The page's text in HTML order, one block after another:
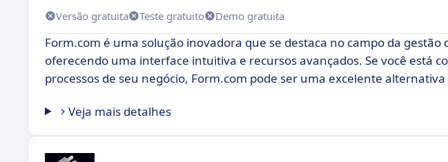
Versão gratuita Teste gratuito Demo gratuita
Form.com é uma solução inovadora que se destaca no campo da
oferecendo uma interface intuitiva e recursos avançados. Se você está
processos de seu negócio, Form.com pode ser uma excelente
Veja mais detalhes